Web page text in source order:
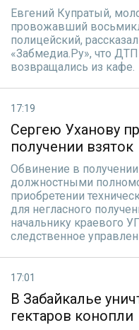
Евгений Купратый,
провожавший
полицейский,
«Забмедиа.Ру», что
возвращались из кафе.
17:19
Сергею Уханову
получении взяток
Обвинение в
должностными
приобретении
для негласного
начальнику краевого
следственное
17:01
В Забайкалье
гектаров конопли